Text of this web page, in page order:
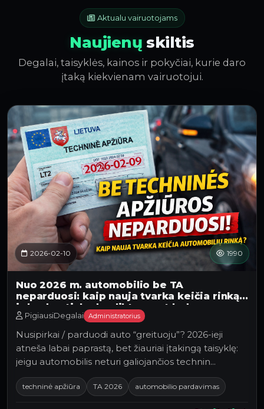
Aktualu vairuotojams
Naujienų skiltis
Degalai, taisyklės, kainos ir pokyčiai, kurie daro
įtaką kiekvienam vairuotojui.
2026-02-10 1990
Nuo 2026 m. automobilio be TA
neparduosi: kaip nauja tvarka keičia rinką
ir ką daryti, kad neliktum ant ledo
PigiausiDegalai Administratorius
Nusipirkai / parduodi auto “greituoju”? 2026-ieji
atneša labai paprastą, bet žiauriai įtakingą taisyklę:
jeigu automobilis neturi galiojančios technin…
techninė apžiūra TA 2026 automobilio pardavimas